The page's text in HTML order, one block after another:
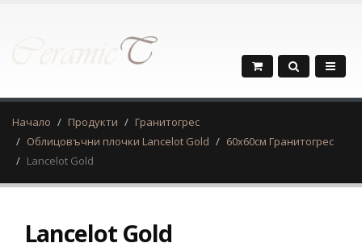
Начало Продукти
Гранитогрес
Облицовъчни плочки Lancelot Gold
60х60см Гранитогрес
Lancelot Gold
Lancelot Gold